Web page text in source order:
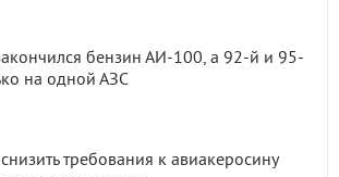
бензин АИ-100, а 92-й и 95-
на одной АЗС
требования к авиакеросину